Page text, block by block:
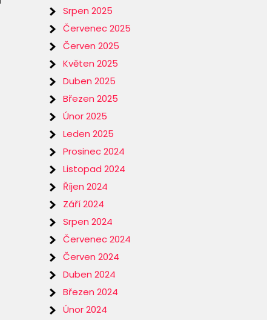
Srpen 2025
Červenec 2025
Červen 2025
Květen 2025
Duben 2025
Březen 2025
Únor 2025
Leden 2025
Prosinec 2024
Listopad 2024
Říjen 2024
Září 2024
Srpen 2024
Červenec 2024
Červen 2024
Duben 2024
Březen 2024
Únor 2024